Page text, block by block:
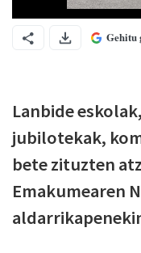
Gehitu
Lanbide
jubilotekak,
bete zituzten
Emakumearen